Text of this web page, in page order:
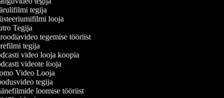
tegija
looja
Tegija
tegemise tööriist
tegija
video looja koopia
videote looja
Video Looja
tegija
loomise tööriist